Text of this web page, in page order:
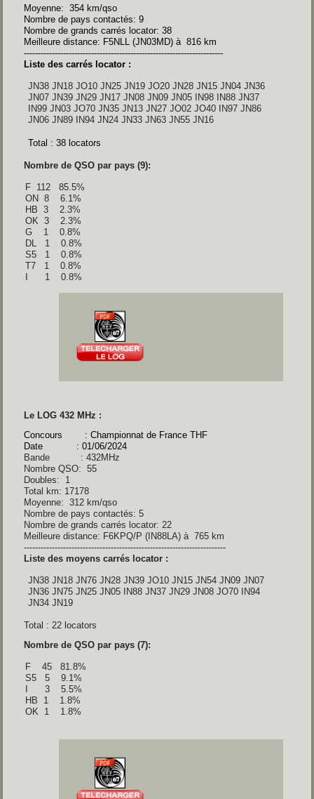
Moyenne: 354 km/qso
Nombre de pays contactés: 9
Nombre de grands carrés locator: 38
Meilleure distance: F5NLL (JN03MD) à 816 km
-----------------------------------------------------------------------
Liste des carrés locator :
JN38 JN18 JO10 JN25 JN19 JO20 JN28 JN15 JN04 JN36
JN07 JN39 JN29 JN17 JN08 JN09 JN05 IN98 IN88 JN37
IN99 JN03 JO70 JN35 JN13 JN27 JO02 JO40 IN97 JN86
JN06 JN89 IN94 JN24 JN33 JN63 JN55 JN16
Total : 38 locators
Nombre de QSO par pays (9):
F  112   85.5%
ON  8    6.1%
HB  3    2.3%
OK  3    2.3%
G    1    0.8%
DL   1    0.8%
S5   1    0.8%
T7   1    0.8%
I      1    0.8%
Le LOG 432 MHz :
Concours : Championnat de France THF
Date : 01/06/2024
Bande : 432MHz
Nombre QSO: 55
Doubles: 1
Total km: 17178
Moyenne: 312 km/qso
Nombre de pays contactés: 5
Nombre de grands carrés locator: 22
Meilleure distance: F6KPQ/P (IN88LA) à 765 km
------------------------------------------------------------------------
Liste des moyens carrés locator :
JN38 JN18 JN76 JN28 JN39 JO10 JN15 JN54 JN09 JN07
JN36 JN75 JN25 JN05 IN88 JN37 JN29 JN08 JO70 IN94
JN34 JN19
Total : 22 locators
Nombre de QSO par pays (7):
F    45   81.8%
S5   5    9.1%
I      3    5.5%
HB  1    1.8%
OK  1    1.8%